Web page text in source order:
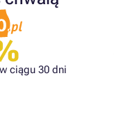
ciągu 30 dni